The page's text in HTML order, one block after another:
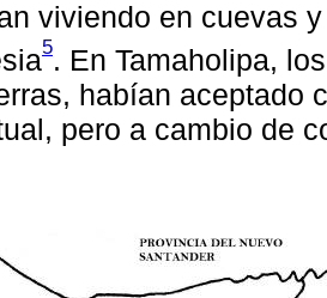
viviendo en cuevas
5. En Tamaholipa,
habían aceptado
pero a cambio de